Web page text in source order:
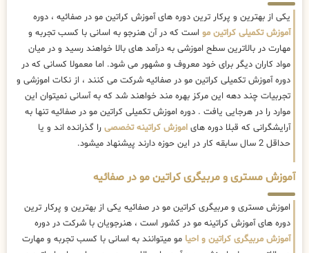
یکی از بهترین و پرکار ترین دوره های آموزش کراتین مو در صفائیه ، دوره
آموزش تکمیلی کراتین مو است که در آن هنرجو به اسانی با کسب تجربه و
مهارت در بالاترین سطح اموزشی به درآمد های بالا خواهند رسید و در میان
مواد کاران دیگر برای خود معروف و مشهور می شود. اما معمولا کسانی که در
دوره آموزش تکمیلی کراتین مو در صفائیه شرکت می کنند ، از نکات اموزشی و
تجربیات چند دهه این مرکز بهره مند خواهند شد که به آسانی نمیتوان این
موارد را در هرجایی یافت . دوره اموزش تکمیلی کراتین مو در صفائیه تنها به
آرایشگرانی که قبلا دوره های اموزش کراتینه تخصصی را گذرانده اند و یا
حداقل 2 سال سابقه کار در این حوزه دارند پیشنهاد میشود.
آموزش مستری و مربیگری کراتین مو در صفائیه
اموزش مستری و مربیگری کراتین مو در صفائیه یکی از بهترین و پرکار ترین
دوره های آموزش کراتینه مو در کشور است ، هنرجویان با شرکت در دوره
آموزش مربیگری کراتین و احیا مو میتوانند به اسانی با کسب تجربه و مهارت